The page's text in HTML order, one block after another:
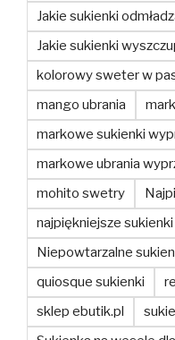
Jakie sukienki
Jakie sukienki
kolorowy sweter w
mango ubrania
markowe sukienki
markowe ubrania
mohito swetry
najpiękniejsze
Niepowtarzalne
quiosque sukienki
sklep ebutik.pl